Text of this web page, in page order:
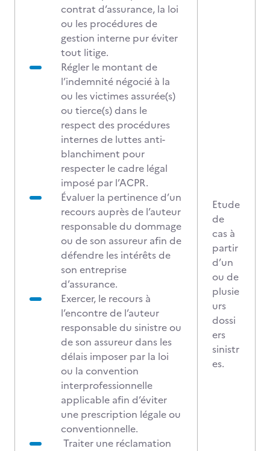
contrat d’assurance, la loi
ou les procédures de
gestion interne pur éviter
tout litige.
Régler le montant de
l’indemnité négocié à la
ou les victimes assurée(s)
ou tierce(s) dans le
respect des procédures
internes de luttes anti-
blanchiment pour
respecter le cadre légal
imposé par l’ACPR.
Évaluer la pertinence d’un
recours auprès de l’auteur
responsable du dommage
ou de son assureur afin de
défendre les intérêts de
son entreprise
d’assurance.
Exercer, le recours à
l’encontre de l’auteur
responsable du sinistre ou
de son assureur dans les
délais imposer par la loi
ou la convention
interprofessionnelle
applicable afin d’éviter
une prescription légale ou
conventionnelle.
Traiter une réclamation
Etude
de
cas à
partir
d’un
ou de
plusie
urs
dossi
ers
sinistr
es.